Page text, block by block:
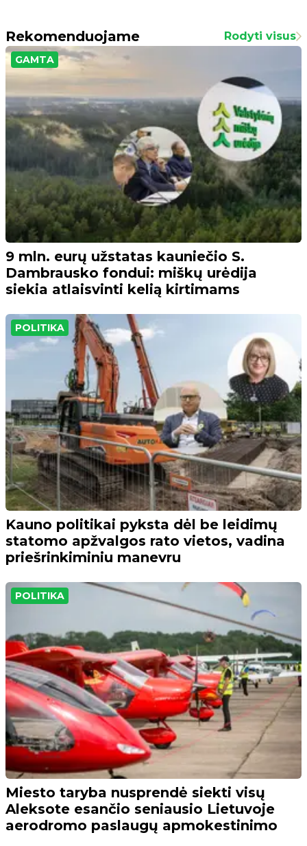
Rekomenduojame Rodyti visus
GAMTA
9 mln. eurų užstatas kauniečio S.
Dambrausko fondui: miškų urėdija
siekia atlaisvinti kelią kirtimams
POLITIKA
Kauno politikai pyksta dėl be leidimų
statomo apžvalgos rato vietos, vadina
priešrinkiminiu manevru
POLITIKA
Miesto taryba nusprendė siekti visų
Aleksote esančio seniausio Lietuvoje
aerodromo paslaugų apmokestinimo